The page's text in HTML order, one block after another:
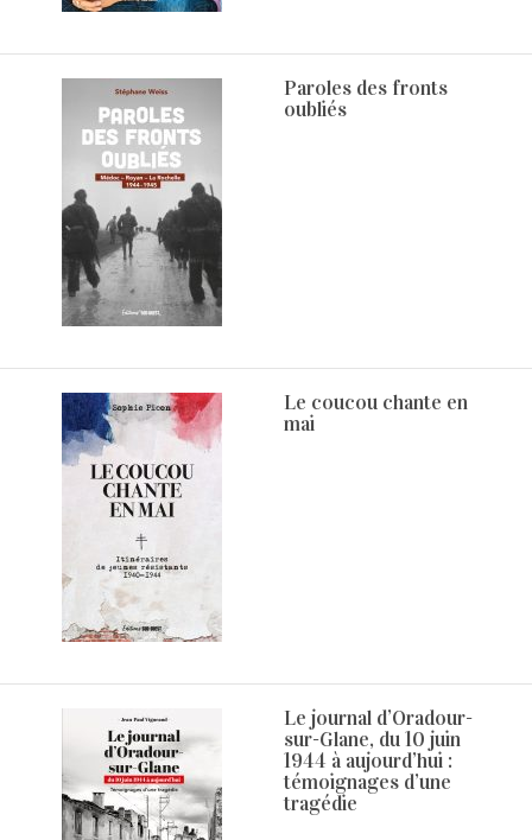
Paroles des fronts
oubliés
Le coucou chante en
mai
Le journal d’Oradour-
sur-Glane, du 10 juin
1944 à aujourd’hui :
témoignages d’une
tragédie